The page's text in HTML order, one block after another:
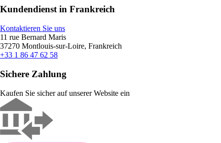
Kundendienst in Frankreich
Kontaktieren Sie uns
11 rue Bernard Maris
37270 Montlouis-sur-Loire, Frankreich
+33 1 86 47 62 58
Sichere Zahlung
Kaufen Sie sicher auf unserer Website ein